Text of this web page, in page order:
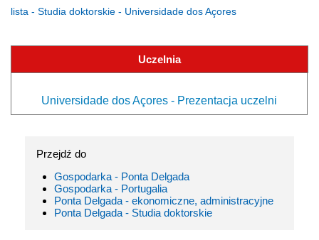
lista - Studia doktorskie - Universidade dos Açores
Uczelnia
Universidade dos Açores - Prezentacja uczelni
Przejdź do
Gospodarka - Ponta Delgada
Gospodarka - Portugalia
Ponta Delgada - ekonomiczne, administracyjne
Ponta Delgada - Studia doktorskie